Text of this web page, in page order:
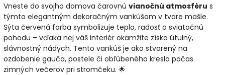
Vneste do svojho domova čarovnú vianočnú atmosféru s
týmto elegantným dekoračným vankúšom v tvare mašle.
Sýta červená farba symbolizuje teplo, radosť a sviatočnú
pohodu – vďaka nej váš interiér okamžite získa útulný,
slávnostný nádych. Tento vankúš je ako stvorený na
ozdobenie gauča, postele či obľúbeného kresla počas
zimných večerov pri stromčeku. 🌟